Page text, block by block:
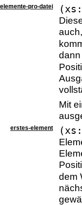
elemente-pro-datei
Mit
erstes-element
dem